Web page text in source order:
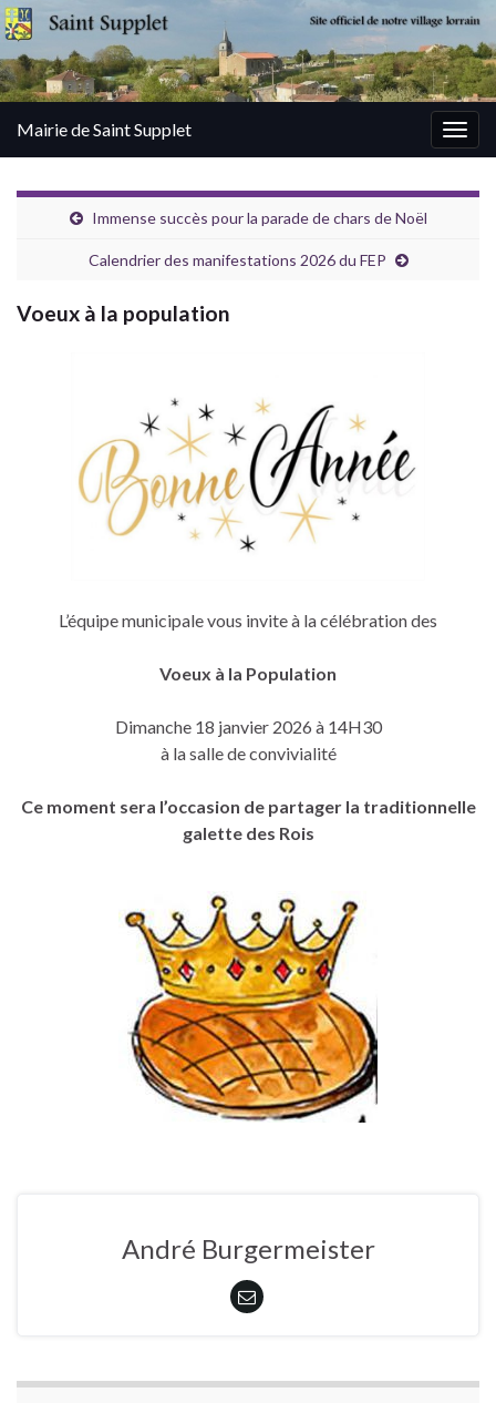
Mairie de Saint Supplet
Immense succès pour la parade de chars de Noël
Calendrier des manifestations 2026 du FEP
Voeux à la population
L’équipe municipale vous invite à la célébration des
Voeux à la Population
Dimanche 18 janvier 2026 à 14H30
à la salle de convivialité
Ce moment sera l’occasion de partager la traditionnelle
galette des Rois
André Burgermeister